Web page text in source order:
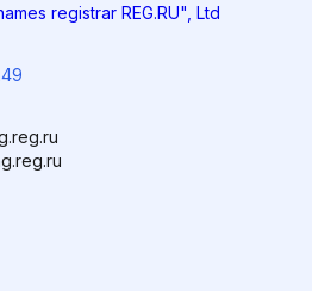
registrar REG.RU", Ltd